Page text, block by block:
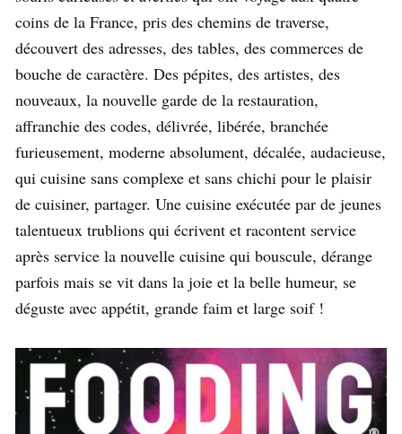
coins de la France, pris des chemins de traverse,
découvert des adresses, des tables, des commerces de
bouche de caractère. Des pépites, des artistes, des
nouveaux, la nouvelle garde de la restauration,
affranchie des codes, délivrée, libérée, branchée
furieusement, moderne absolument, décalée, audacieuse,
qui cuisine sans complexe et sans chichi pour le plaisir
de cuisiner, partager. Une cuisine exécutée par de jeunes
talentueux trublions qui écrivent et racontent service
après service la nouvelle cuisine qui bouscule, dérange
parfois mais se vit dans la joie et la belle humeur, se
déguste avec appétit, grande faim et large soif !